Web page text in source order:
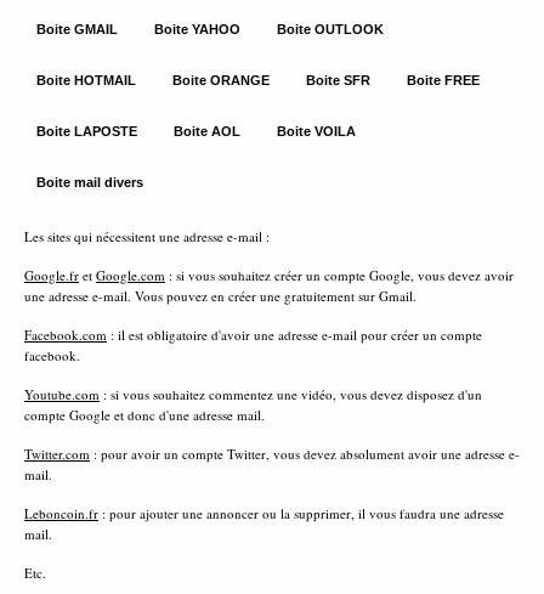
Boite GMAIL Boite YAHOO Boite OUTLOOK
Boite HOTMAIL Boite ORANGE Boite SFR Boite FREE
Boite LAPOSTE Boite AOL Boite VOILA
Boite mail divers
Les sites qui nécessitent une adresse e-mail :
Google.fr et Google.com : si vous souhaitez créer un compte Google, vous devez avoir
une adresse e-mail. Vous pouvez en créer une gratuitement sur Gmail.
Facebook.com : il est obligatoire d'avoir une adresse e-mail pour créer un compte
facebook.
Youtube.com : si vous souhaitez commentez une vidéo, vous devez disposez d'un
compte Google et donc d'une adresse mail.
Twitter.com : pour avoir un compte Twitter, vous devez absolument avoir une adresse e-
mail.
Leboncoin.fr : pour ajouter une annoncer ou la supprimer, il vous faudra une adresse
mail.
Etc.